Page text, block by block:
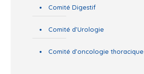
Comité Digestif
Comité d’Urologie
Comité d’oncologie thoracique